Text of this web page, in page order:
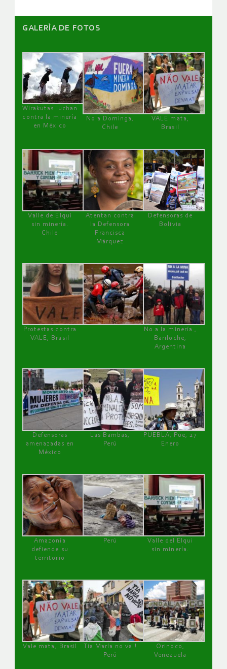
GALERÌA DE FOTOS
Wirakutas luchan
contra la minería
en México
No a Dominga,
Chile
VALE mata,
Brasil
Valle de Elqui
sin minería.
Chile
Atentan contra
la Defensora
Francisca
Márquez
Defensoras de
Bolivia
Protestas contra
VALE, Brasil
No a la minería ,
Bariloche,
Argentina
Defensoras
amenazadas en
México
Las Bambas,
Perú
PUEBLA, Pue, 27
Enero
Amazonía
defiende su
territorio
Perú
Valle del Elqui
sin minería.
Vale mata, Brasil
Tía María no va !
Perú
Orinoco,
Venezuela